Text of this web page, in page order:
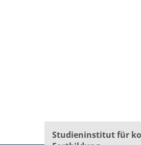
Studieninstitut für